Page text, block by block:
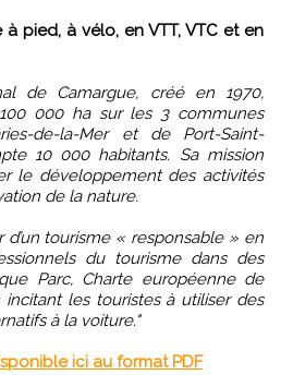
pied, à vélo, en VTT, VTC et en
de Camargue, créé en 1970,
000 ha sur les 3 communes
de-la-Mer et de Port-Saint-
10 000 habitants. Sa mission
le développement des activités
de la nature.
tourisme « responsable » en
du tourisme dans des
Parc, Charte européenne de
les touristes à utiliser des
à la voiture."
ici au format PDF